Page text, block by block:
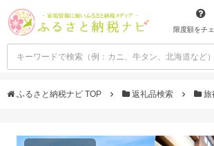
限度額をチ
ふるさと納税ナビ TOP 返礼品検索 旅